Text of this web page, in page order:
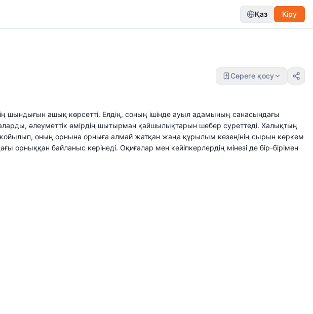
Қаз Кіру
Сөреге қосу
шындығын ашық көрсетті. Елдің, соның ішінде ауыл адамының санасындағы
әлеуметтік өмірдің шытырман қайшылықтарын шебер суреттеді. Халықтың
оның орнына орныға алмай жатқан жаңа құрылым кезеңінің сырын көркем
байланыс көрінеді. Оқиғалар мен кейіпкерлердің мінезі де бір-бірімен